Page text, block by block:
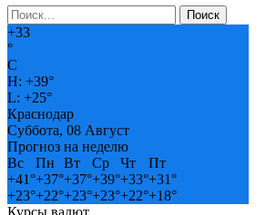
+33
°
C
H: +39°
L: +25°
Краснодар
Суббота, 08 Август
Прогноз на неделю
Вс
Пн Вт Ср Чт
Пт
+41°+37°+37°+39°+33°+31°
+23°+22°+23°+23°+22°+18°
Курсы валют